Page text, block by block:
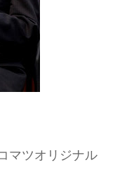
ツオリジナル